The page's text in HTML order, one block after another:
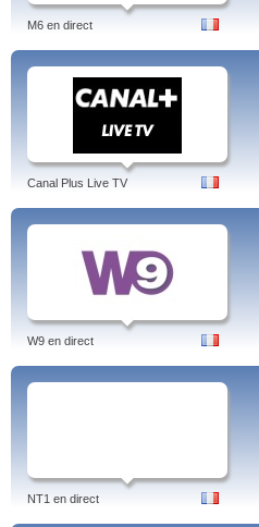
M6 en direct
Canal Plus Live TV
W9 en direct
NT1 en direct